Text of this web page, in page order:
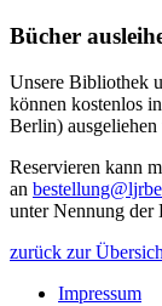
Bücher
Unsere Bibliothek
können kostenlos
Berlin) ausgeliehen
Reservieren kann
an
unter Nennung der
zurück zur
Impressum